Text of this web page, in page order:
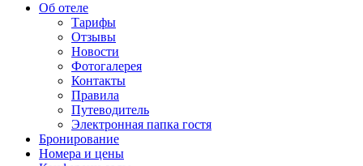
Об отеле
Тарифы
Отзывы
Новости
Фотогалерея
Контакты
Правила
Путеводитель
Электронная папка гостя
Бронирование
Номера и цены